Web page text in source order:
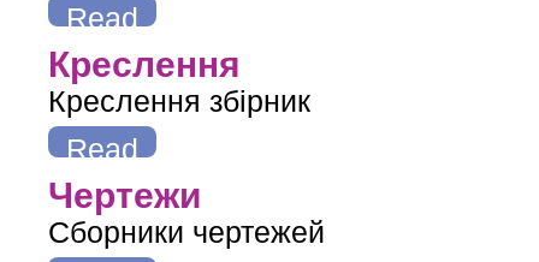
Read
more
Креслення
Креслення збірник
Read
more
Чертежи
Сборники чертежей